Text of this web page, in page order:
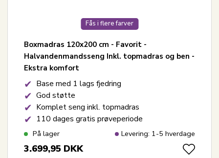
Fås i flere farver
Boxmadras 120x200 cm - Favorit -
Halvandenmandsseng Inkl. topmadras og ben -
Ekstra komfort
På lager Levering: 1-5 hverdage
Base med 1 lags fjedring
God støtte
Komplet seng inkl. topmadras
110 dages gratis prøveperiode
3.699,95 DKK